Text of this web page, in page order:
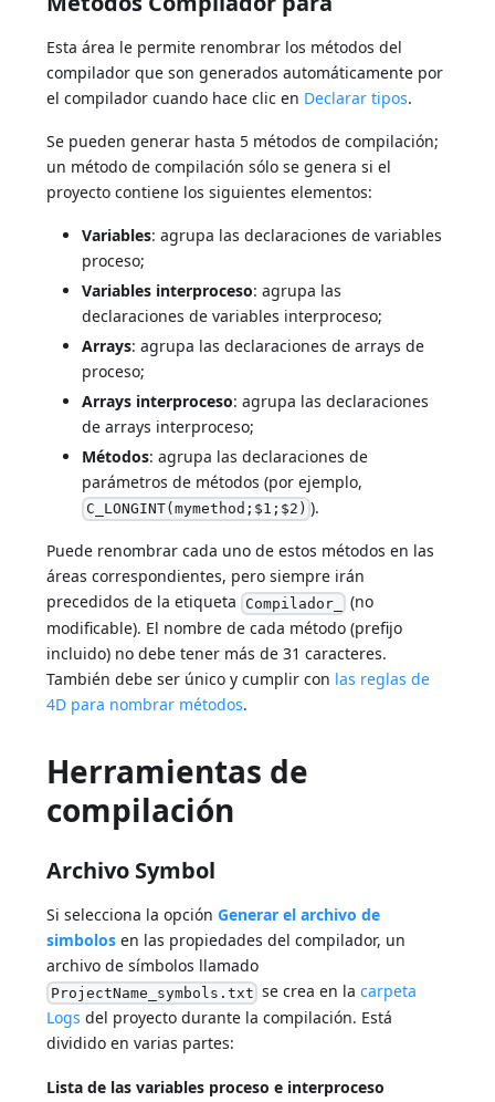
Esta área le permite renombrar los métodos del
compilador que son generados automáticamente por
el compilador cuando hace clic en Declarar tipos.
Se pueden generar hasta 5 métodos de compilación;
un método de compilación sólo se genera si el
proyecto contiene los siguientes elementos:
Variables: agrupa las declaraciones de variables
proceso;
Variables interproceso: agrupa las
declaraciones de variables interproceso;
Arrays: agrupa las declaraciones de arrays de
proceso;
Arrays interproceso: agrupa las declaraciones
de arrays interproceso;
Métodos: agrupa las declaraciones de
parámetros de métodos (por ejemplo,
C_LONGINT(mymethod;$1;$2) ).
Puede renombrar cada uno de estos métodos en las
áreas correspondientes, pero siempre irán
precedidos de la etiqueta Compilador_
(no
modificable). El nombre de cada método (prefijo
incluido) no debe tener más de 31 caracteres.
También debe ser único y cumplir con las reglas de
4D para nombrar métodos.
Herramientas de
compilación
Archivo Symbol
Si selecciona la opciónGenerar el archivo de
simbolos en las propiedades del compilador, un
archivo de símbolos llamado
ProjectName_symbols.txt se crea en la carpeta
Logs del proyecto durante la compilación. Está
dividido en varias partes:
Lista de las variables proceso e interproceso